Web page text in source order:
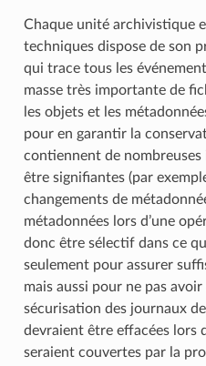
Chaque unité archivistique
techniques dispose de son
qui trace tous les
masse très importante de
les objets et les
pour en garantir la
contiennent de
être signifiantes (par
changements de
métadonnées lors d’une
donc être sélectif dans ce
seulement pour assurer
mais aussi pour ne pas
sécurisation des journaux
devraient être effacées lors
seraient couvertes par la